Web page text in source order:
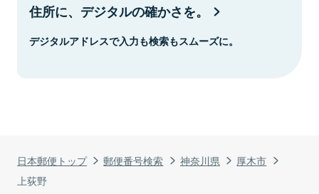
日本郵便トップ 郵便番号検索 神奈川県
厚木市
上荻野
住所に、デジタルの確かさを。
デジタルアドレスで入力も検索もスムーズに。